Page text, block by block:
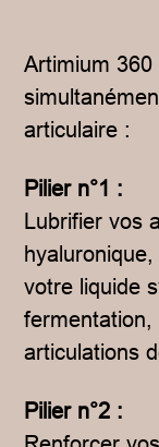
Artimium
articulaire :
Pilier n°1 :
Lubrifier vos
votre liquide
articulations
Pilier n°2 :